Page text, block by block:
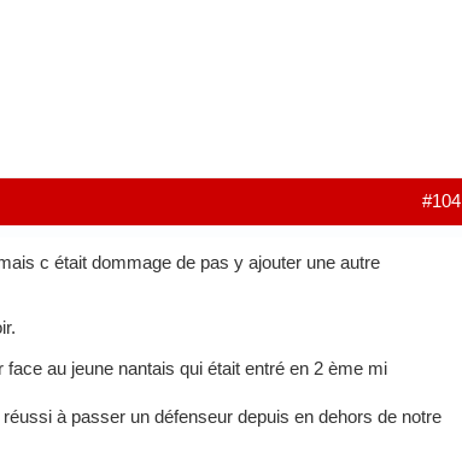
#104
c était dommage de pas y ajouter une autre
au jeune nantais qui était entré en 2 ème mi
à passer un défenseur depuis en dehors de notre